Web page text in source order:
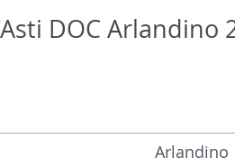
DOC Arlandino
Arlandino